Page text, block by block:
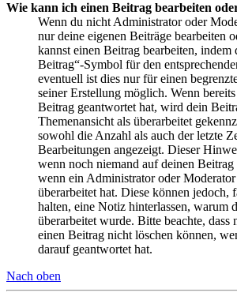
Wie kann ich einen Beitrag bearbeiten
Wenn du nicht Administrator oder
nur deine eigenen Beiträge bearbeiten
kannst einen Beitrag bearbeiten, indem
Beitrag“-Symbol für den
eventuell ist dies nur für einen
seiner Erstellung möglich. Wenn
Beitrag geantwortet hat, wird dein
Themenansicht als überarbeitet
sowohl die Anzahl als auch der letzte
Bearbeitungen angezeigt. Dieser
wenn noch niemand auf deinen
wenn ein Administrator oder
überarbeitet hat. Diese können jedoch,
halten, eine Notiz hinterlassen, warum
überarbeitet wurde. Bitte beachte, dass
einen Beitrag nicht löschen können,
darauf geantwortet hat.
Nach oben